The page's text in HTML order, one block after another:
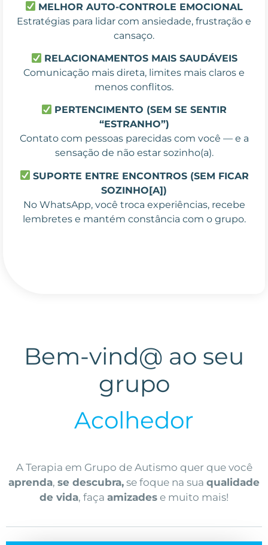
MELHOR AUTO-CONTROLE EMOCIONAL
Estratégias para lidar com ansiedade, frustração e
cansaço.
RELACIONAMENTOS MAIS SAUDÁVEIS
Comunicação mais direta, limites mais claros e
menos conflitos.
PERTENCIMENTO (SEM SE SENTIR
“ESTRANHO”)
Contato com pessoas parecidas com você — e a
sensação de não estar sozinho(a).
SUPORTE ENTRE ENCONTROS (SEM FICAR
SOZINHO[A])
No WhatsApp, você troca experiências, recebe
lembretes e mantém constância com o grupo.
Bem-vind@ ao seu
grupo
Acolhedor
A Terapia em Grupo de Autismo quer que você
aprenda, se descubra, se foque na sua qualidade
de vida, faça amizades e muito mais!